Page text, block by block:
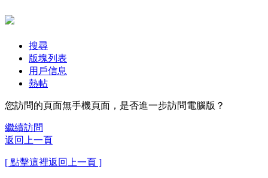
搜尋
版塊列表
用戶信息
熱帖
您訪問的頁面無手機頁面，是否進一步訪問電腦版？
繼續訪問
返回上一頁
[ 點擊這裡返回上一頁 ]